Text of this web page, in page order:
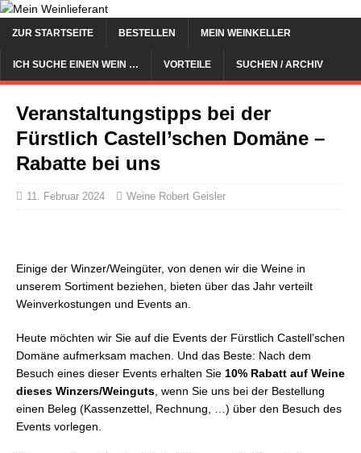
ZUR STARTSEITE BESTELLEN MEIN WEINKELLER
ICH SUCHE EINEN WEIN … VORTEILE SUCHEN / ARCHIV
Veranstaltungstipps bei der
Fürstlich Castell’schen Domäne –
Rabatte bei uns
11. Februar 2024 Weine Robert Geisler
Einige der Winzer/Weingüter, von denen wir die Weine in
unserem Sortiment beziehen, bieten über das Jahr verteilt
Weinverkostungen und Events an.
Heute möchten wir Sie auf die Events der Fürstlich Castell’schen
Domäne aufmerksam machen. Und das Beste: Nach dem
Besuch eines dieser Events erhalten Sie 10% Rabatt auf Weine
dieses Winzers/Weinguts , wenn Sie uns bei der Bestellung
einen Beleg (Kassenzettel, Rechnung, …) über den Besuch des
Events vorlegen.